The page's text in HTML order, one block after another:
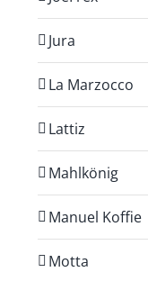
Jura
La Marzocco
Lattiz
Mahlkönig
Manuel Koffie
Motta